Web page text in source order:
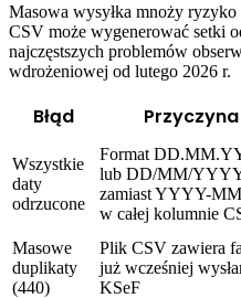
Masowa wysyłka mnoży ryzyko
CSV może wygenerować setki
najczęstszych problemów
wdrożeniowej od lutego 2026 r.
Błąd Przyczyna
Wszystkie
daty
odrzucone
Format
lub DD/MM/
zamiast YYYY-
w całej kolumnie
Masowe
duplikaty
(440)
Plik CSV zawiera
już wcześniej
KSeF